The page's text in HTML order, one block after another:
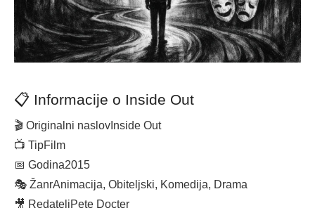
📋 Informacije o Inside Out
🎬 Originalni naslov Inside Out
📺 TipFilm
📅 Godina2015
🎭 ŽanrAnimacija, Obiteljski, Komedija, Drama
🎥 RedateljPete Docter